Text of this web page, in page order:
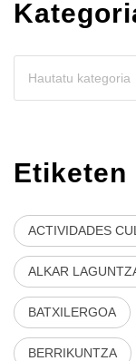
Etiketen
ACTIVIDADES
ALKAR
BATXILERGOA
BERRIKUNTZA